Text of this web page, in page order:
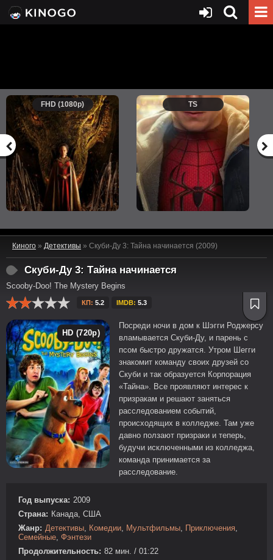
FHD (1080p) TS
Киного » Детективы » Скуби-Ду 3: Тайна начинается (2009)
Скуби-Ду 3: Тайна начинается
Scooby-Doo! The Mystery Begins
КП: 5.2 IMDB: 5.3
HD (720p)
Посреди ночи в дом к Шэгги Роджерсу
вламывается Скуби-Ду, и парень с
псом быстро дружатся. Утром Шегги
знакомит команду своих друзей со
Скуби и так образуется Корпорация
«Тайна». Все проявляют интерес к
призракам и решают заняться
расследованием событий,
происходящих в колледже. Там уже
давно ползают призраки и теперь,
будучи исключенными из колледжа,
команда принимается за
расследование.
Год выпуска: 2009
Страна: Канада, США
Жанр: Детективы, Комедии, Мультфильмы, Приключения,
Семейные, Фэнтези
Продолжительность: 82 мин. / 01:22